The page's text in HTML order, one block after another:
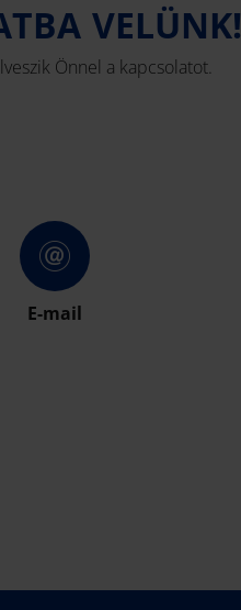
VELÜNK!
Önnel a kapcsolatot.
E-mail